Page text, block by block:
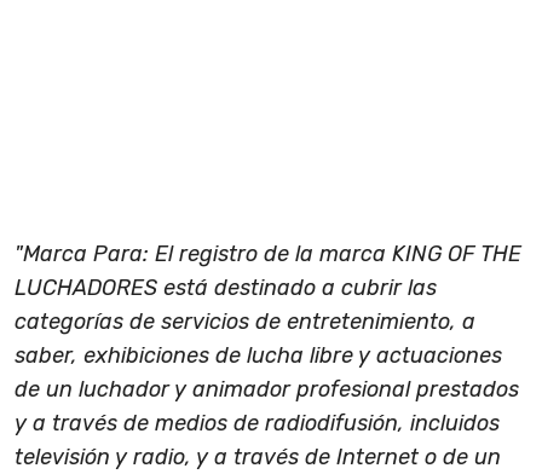
"Marca Para: El registro de la marca KING OF THE
LUCHADORES está destinado a cubrir las
categorías de servicios de entretenimiento, a
saber, exhibiciones de lucha libre y actuaciones
de un luchador y animador profesional prestados
y a través de medios de radiodifusión, incluidos
televisión y radio, y a través de Internet o de un